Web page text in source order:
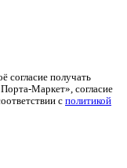
согласие получать
Маркет», согласие
с политикой